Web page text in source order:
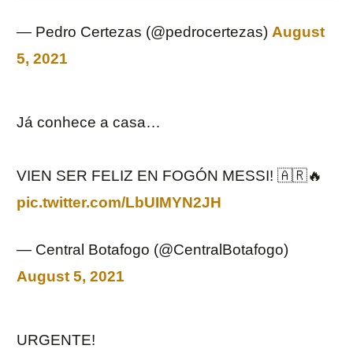
— Pedro Certezas (@pedrocertezas) August
5, 2021
Já conhece a casa…
VIEN SER FELIZ EN FOGÓN MESSI! 🇦🇷🔥
pic.twitter.com/LbUIMYN2JH
— Central Botafogo (@CentralBotafogo)
August 5, 2021
URGENTE!